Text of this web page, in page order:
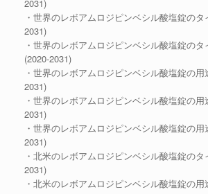
2031)
・世界のレボアムロジピンベシル酸塩錠の
2031)
・世界のレボアムロジピンベシル酸塩錠の
(2020-2031)
・世界のレボアムロジピンベシル酸塩錠の
2031)
・世界のレボアムロジピンベシル酸塩錠の
2031)
・世界のレボアムロジピンベシル酸塩錠の
2031)
・北米のレボアムロジピンベシル酸塩錠の
2031)
・北米のレボアムロジピンベシル酸塩錠の